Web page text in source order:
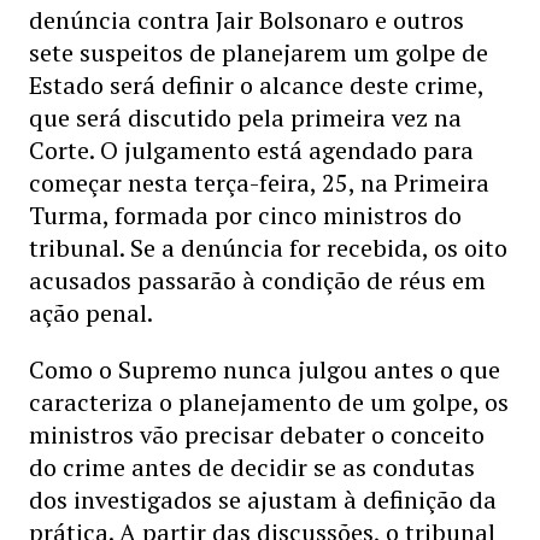
denúncia contra Jair Bolsonaro e outros
sete suspeitos de planejarem um golpe de
Estado será definir o alcance deste crime,
que será discutido pela primeira vez na
Corte. O julgamento está agendado para
começar nesta terça-feira, 25, na Primeira
Turma, formada por cinco ministros do
tribunal. Se a denúncia for recebida, os oito
acusados passarão à condição de réus em
ação penal.
Como o Supremo nunca julgou antes o que
caracteriza o planejamento de um golpe, os
ministros vão precisar debater o conceito
do crime antes de decidir se as condutas
dos investigados se ajustam à definição da
prática. A partir das discussões, o tribunal